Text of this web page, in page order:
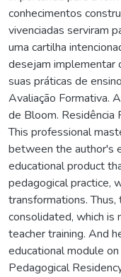
conhecimentos
vivenciadas serviram
uma cartilha
desejam implementar
suas práticas de
Avaliação Formativa.
de Bloom. Residência
This professional
between the author's
educational product
pedagogical practice,
transformations.
consolidated, which is
teacher training. And
educational module
Pedagogical